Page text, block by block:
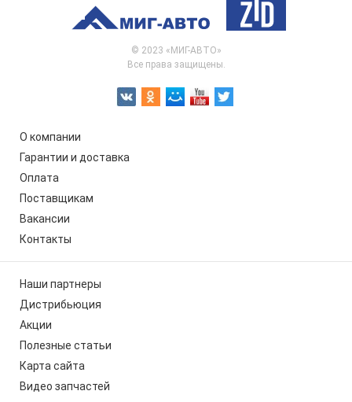
© 2023 «МИГ-АВТО»
Все права защищены.
О компании
Гарантии и доставка
Оплата
Поставщикам
Вакансии
Контакты
Наши партнеры
Дистрибьюция
Акции
Полезные статьи
Карта сайта
Видео запчастей